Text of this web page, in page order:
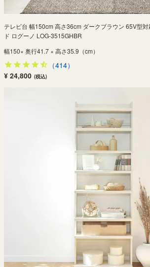
テレビ台 幅150cm 高さ36cm ダークブラウン 65V型
ド ログーノ LOG-3515GHBR
幅150× 奥行41.7 × 高さ35.9（cm）
（414）
¥ 24,800 (税込)